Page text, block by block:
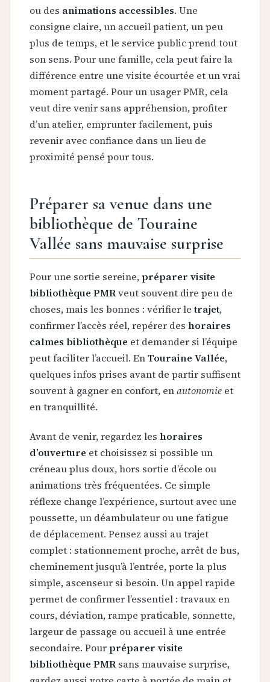
ou des animations accessibles. Une
consigne claire, un accueil patient, un peu
plus de temps, et le service public prend tout
son sens. Pour une famille, cela peut faire la
différence entre une visite écourtée et un vrai
moment partagé. Pour un usager PMR, cela
veut dire venir sans appréhension, profiter
d’un atelier, emprunter facilement, puis
revenir avec confiance dans un lieu de
proximité pensé pour tous.
Préparer sa venue dans une
bibliothèque de Touraine
Vallée sans mauvaise surprise
Pour une sortie sereine, préparer visite
bibliothèque PMRveut souvent dire peu de
choses, mais les bonnes : vérifier letrajet,
confirmer l’accès réel, repérer des horaires
calmes bibliothèque et demander si l’équipe
peut faciliter l’accueil. EnTouraine Vallée,
quelques infos prises avant de partir suffisent
souvent à gagner en confort, enautonomie et
en tranquillité.
Avant de venir, regardez les horaires
d’ouverture et choisissez si possible un
créneau plus doux, hors sortie d’école ou
animations très fréquentées. Ce simple
réflexe change l’expérience, surtout avec une
poussette, un déambulateur ou une fatigue
de déplacement. Pensez aussi au trajet
complet : stationnement proche, arrêt de bus,
cheminement jusqu’à l’entrée, porte la plus
simple, ascenseur si besoin. Un appel rapide
permet de confirmer l’essentiel : travaux en
cours, déviation, rampe praticable, sonnette,
largeur de passage ou accueil à une entrée
secondaire. Pour préparer visite
bibliothèque PMRsans mauvaise surprise,